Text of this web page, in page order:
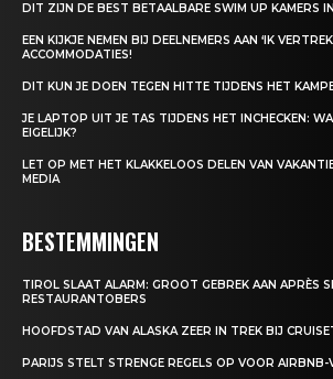
DIT ZIJN DE BEST BETAALBARE SWIM UP KAMERS
EEN KIJKJE NEMEN BIJ DEELNEMERS AAN ‘IK
ACCOMMODATIES!
DIT KUN JE DOEN TEGEN HITTE TIJDENS HET
JE LAPTOP UIT JE TAS TIJDENS HET INCHECKEN:
EIGELIJK?
LET OP MET HET KLAKKELOOS DELEN VAN
MEDIA
BESTEMMINGEN
TIROL SLAAT ALARM: GROOT GEBREK AAN APRÈS
RESTAURANTOBERS
HOOFDSTAD VAN ALASKA ZEER IN TREK BIJ
PARIJS STELT STRENGE REGELS OP VOOR AIRBNB-